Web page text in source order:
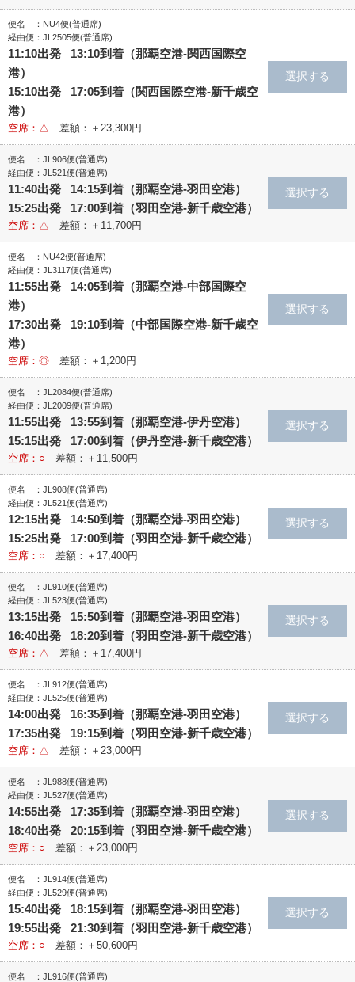
便名 ：NU4便(普通席)
経由便：JL2505便(普通席)
11:10出発 13:10到着（那覇空港‐関西国際空
港）
15:10出発 17:05到着（関西国際空港‐新千歳空
港）
空席：△ 差額：＋23,300円
便名 ：JL906便(普通席)
経由便：JL521便(普通席)
11:40出発 14:15到着（那覇空港‐羽田空港）
15:25出発 17:00到着（羽田空港‐新千歳空港）
空席：△ 差額：＋11,700円
便名 ：NU42便(普通席)
経由便：JL3117便(普通席)
11:55出発 14:05到着（那覇空港‐中部国際空
港）
17:30出発 19:10到着（中部国際空港‐新千歳空
港）
空席：◎ 差額：＋1,200円
便名 ：JL2084便(普通席)
経由便：JL2009便(普通席)
11:55出発 13:55到着（那覇空港‐伊丹空港）
15:15出発 17:00到着（伊丹空港‐新千歳空港）
空席：○ 差額：＋11,500円
便名 ：JL908便(普通席)
経由便：JL521便(普通席)
12:15出発 14:50到着（那覇空港‐羽田空港）
15:25出発 17:00到着（羽田空港‐新千歳空港）
空席：○ 差額：＋17,400円
便名 ：JL910便(普通席)
経由便：JL523便(普通席)
13:15出発 15:50到着（那覇空港‐羽田空港）
16:40出発 18:20到着（羽田空港‐新千歳空港）
空席：△ 差額：＋17,400円
便名 ：JL912便(普通席)
経由便：JL525便(普通席)
14:00出発 16:35到着（那覇空港‐羽田空港）
17:35出発 19:15到着（羽田空港‐新千歳空港）
空席：△ 差額：＋23,000円
便名 ：JL988便(普通席)
経由便：JL527便(普通席)
14:55出発 17:35到着（那覇空港‐羽田空港）
18:40出発 20:15到着（羽田空港‐新千歳空港）
空席：○ 差額：＋23,000円
便名 ：JL914便(普通席)
経由便：JL529便(普通席)
15:40出発 18:15到着（那覇空港‐羽田空港）
19:55出発 21:30到着（羽田空港‐新千歳空港）
空席：○ 差額：＋50,600円
便名 ：JL916便(普通席)